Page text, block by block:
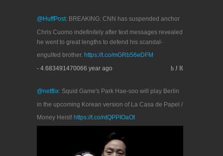
@HuffPost: BREAKING: CNN has suspended anchor
Chris Cuomo indefinitely after text messages revealed
he went to great lengths to defend his scandal-
engulfed brother. https://t.co/mGRb56eDFM
- 4.683491470066 year ago
h J R
@netflix: Squid Game's Park Hae-soo will play Berlin
in the upcoming Korean version of La Casa de Papel /
Money Heist! https://t.co/ntQPPIOaOt